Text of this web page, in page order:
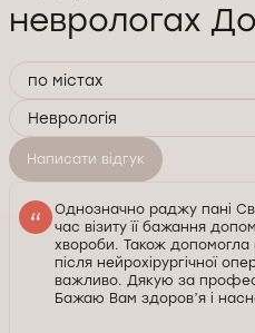
неврологах
по містах
Неврологія
Написати відгук
Однозначно раджу пані
час візиту її бажання
хвороби. Також допомогла
після нейрохірургічної
важливо. Дякую за
Бажаю Вам здоровʼя і